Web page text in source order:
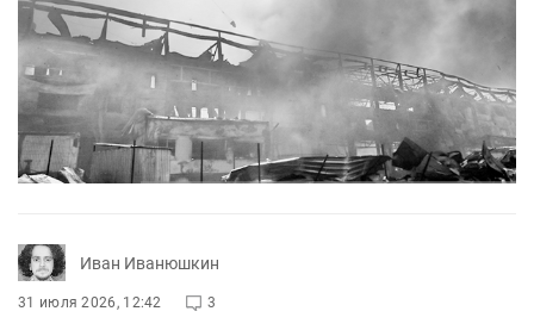
Иван Иванюшкин
31 июля 2026, 12:42 3